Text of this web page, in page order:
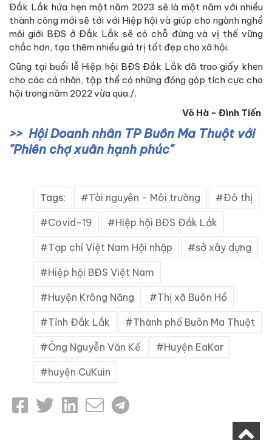
Đắk Lắk hứa hẹn một năm 2023 sẽ là một năm với nhiều
thành công mới sẽ tới với Hiệp hội và giúp cho ngành nghề
môi giới BĐS ở Đắk Lắk sẽ có chỗ đứng và vị thế vững
chắc hơn, tạo thêm nhiều giá trị tốt đẹp cho xã hội.
Cũng tại buổi lễ Hiệp hội BĐS Đắk Lắk đã trao giấy khen
cho các cá nhân, tập thể có những đóng góp tích cực cho
hội trong năm 2022 vừa qua./.
Võ Hà - Đình Tiến
Hội Doanh nhân TP Buôn Ma Thuột với
"Phiên chợ xuân hạnh phúc"
Tags: Tài nguyên - Môi trường Đô thị
Covid-19 Hiệp hội BĐS Đắk Lắk
Tạp chí Việt Nam Hội nhập sở xây dựng
Hiệp hội BĐS Việt Nam
Huyện Krông Năng Thị xã Buôn Hồ
Tỉnh Đắk Lắk Thành phố Buôn Ma Thuột
Ông Nguyễn Văn Kế Huyện EaKar
huyện CưKuin